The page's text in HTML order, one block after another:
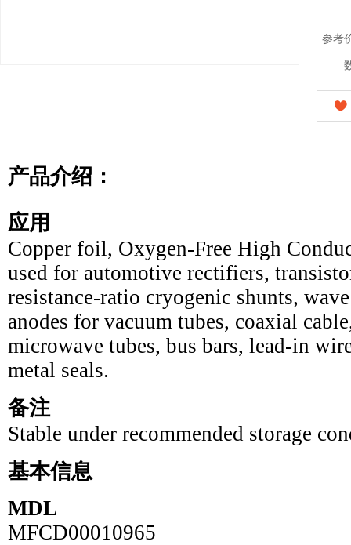
参考
产品介绍：
应用
Copper foil, Oxygen-Free High
used for automotive rectifiers,
resistance-ratio cryogenic shunts,
anodes for vacuum tubes, coaxial
microwave tubes, bus bars, lead-in
metal seals.
备注
Stable under recommended storage
基本信息
MDL
MFCD00010965